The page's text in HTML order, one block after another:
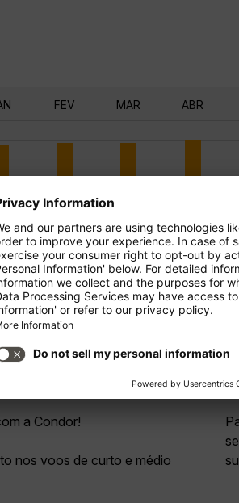
FEV MAR ABR
a Condor!
nos voos de curto e médio